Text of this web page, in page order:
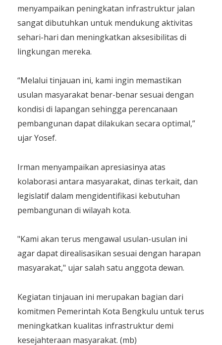
menyampaikan peningkatan infrastruktur jalan
sangat dibutuhkan untuk mendukung aktivitas
sehari-hari dan meningkatkan aksesibilitas di
lingkungan mereka.
“Melalui tinjauan ini, kami ingin memastikan
usulan masyarakat benar-benar sesuai dengan
kondisi di lapangan sehingga perencanaan
pembangunan dapat dilakukan secara optimal,”
ujar Yosef.
Irman menyampaikan apresiasinya atas
kolaborasi antara masyarakat, dinas terkait, dan
legislatif dalam mengidentifikasi kebutuhan
pembangunan di wilayah kota.
"Kami akan terus mengawal usulan-usulan ini
agar dapat direalisasikan sesuai dengan harapan
masyarakat," ujar salah satu anggota dewan.
Kegiatan tinjauan ini merupakan bagian dari
komitmen Pemerintah Kota Bengkulu untuk terus
meningkatkan kualitas infrastruktur demi
kesejahteraan masyarakat. (mb)